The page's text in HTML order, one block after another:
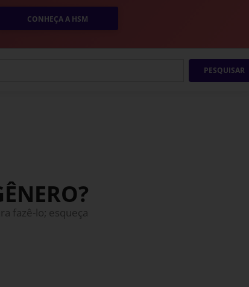
CONHEÇA A HSM
PESQUISAR
fazê-lo; esqueça